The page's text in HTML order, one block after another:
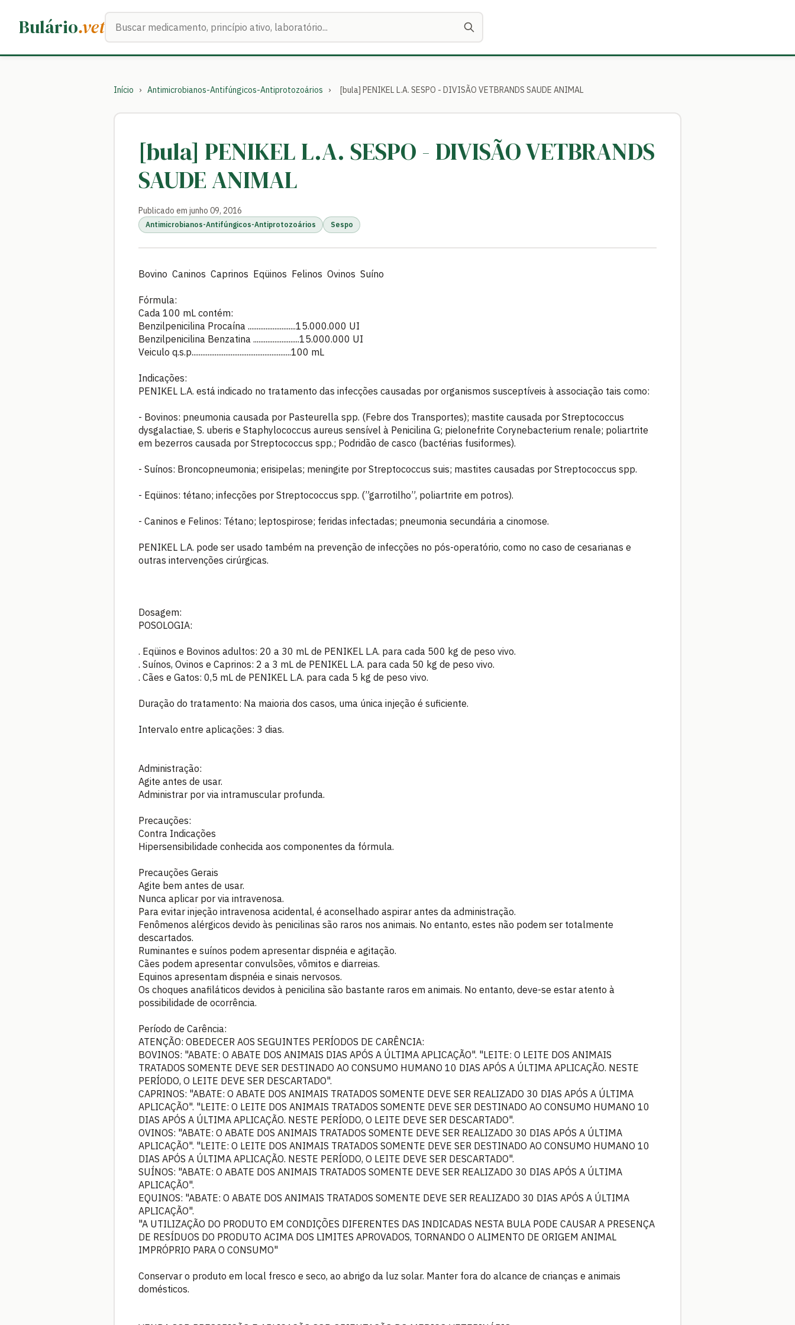
Bulário.vetBuscar medicamentos
Início › Antimicrobianos-Antifúngicos-Antiprotozoários › [bula] PENIKEL L.A. SESPO - DIVISÃO VETBRANDS SAUDE ANIMAL
[bula] PENIKEL L.A. SESPO - DIVISÃO VETBRANDS
SAUDE ANIMAL
Publicado em junho 09, 2016
Antimicrobianos-Antifúngicos-Antiprotozoários Sespo
Bovino Caninos Caprinos Eqüinos Felinos Ovinos Suíno
Fórmula:
Cada 100 mL contém:
Benzilpenicilina Procaína ...........................15.000.000 UI
Benzilpenicilina Benzatina ..........................15.000.000 UI
Veiculo q.s.p........................................................100 mL
Indicações:
PENIKEL L.A. está indicado no tratamento das infecções causadas por organismos susceptíveis à associação tais como:
- Bovinos: pneumonia causada por Pasteurella spp. (Febre dos Transportes); mastite causada por Streptococcus
dysgalactiae, S. uberis e Staphylococcus aureus sensível à Penicilina G; pielonefrite Corynebacterium renale; poliartrite
em bezerros causada por Streptococcus spp.; Podridão de casco (bactérias fusiformes).
- Suínos: Broncopneumonia; erisipelas; meningite por Streptococcus suis; mastites causadas por Streptococcus spp.
- Eqüinos: tétano; infecções por Streptococcus spp. (”garrotilho”, poliartrite em potros).
- Caninos e Felinos: Tétano; leptospirose; feridas infectadas; pneumonia secundária a cinomose.
PENIKEL L.A. pode ser usado também na prevenção de infecções no pós-operatório, como no caso de cesarianas e
outras intervenções cirúrgicas.
Dosagem:
POSOLOGIA:
. Eqüinos e Bovinos adultos: 20 a 30 mL de PENIKEL L.A. para cada 500 kg de peso vivo.
. Suínos, Ovinos e Caprinos: 2 a 3 mL de PENIKEL L.A. para cada 50 kg de peso vivo.
. Cães e Gatos: 0,5 mL de PENIKEL L.A. para cada 5 kg de peso vivo.
Duração do tratamento: Na maioria dos casos, uma única injeção é suficiente.
Intervalo entre aplicações: 3 dias.
Administração:
Agite antes de usar.
Administrar por via intramuscular profunda.
Precauções:
Contra Indicações
Hipersensibilidade conhecida aos componentes da fórmula.
Precauções Gerais
Agite bem antes de usar.
Nunca aplicar por via intravenosa.
Para evitar injeção intravenosa acidental, é aconselhado aspirar antes da administração.
Fenômenos alérgicos devido às penicilinas são raros nos animais. No entanto, estes não podem ser totalmente
descartados.
Ruminantes e suínos podem apresentar dispnéia e agitação.
Cães podem apresentar convulsões, vômitos e diarreias.
Equinos apresentam dispnéia e sinais nervosos.
Os choques anafiláticos devidos à penicilina são bastante raros em animais. No entanto, deve-se estar atento à
possibilidade de ocorrência.
Período de Carência:
ATENÇÃO: OBEDECER AOS SEGUINTES PERÍODOS DE CARÊNCIA:
BOVINOS: "ABATE: O ABATE DOS ANIMAIS DIAS APÓS A ÚLTIMA APLICAÇÃO". "LEITE: O LEITE DOS ANIMAIS
TRATADOS SOMENTE DEVE SER DESTINADO AO CONSUMO HUMANO 10 DIAS APÓS A ÚLTIMA APLICAÇÃO. NESTE
PERÍODO, O LEITE DEVE SER DESCARTADO".
CAPRINOS: "ABATE: O ABATE DOS ANIMAIS TRATADOS SOMENTE DEVE SER REALIZADO 30 DIAS APÓS A ÚLTIMA
APLICAÇÃO". "LEITE: O LEITE DOS ANIMAIS TRATADOS SOMENTE DEVE SER DESTINADO AO CONSUMO HUMANO 10
DIAS APÓS A ÚLTIMA APLICAÇÃO. NESTE PERÍODO, O LEITE DEVE SER DESCARTADO".
OVINOS: "ABATE: O ABATE DOS ANIMAIS TRATADOS SOMENTE DEVE SER REALIZADO 30 DIAS APÓS A ÚLTIMA
APLICAÇÃO". "LEITE: O LEITE DOS ANIMAIS TRATADOS SOMENTE DEVE SER DESTINADO AO CONSUMO HUMANO 10
DIAS APÓS A ÚLTIMA APLICAÇÃO. NESTE PERÍODO, O LEITE DEVE SER DESCARTADO".
SUÍNOS: "ABATE: O ABATE DOS ANIMAIS TRATADOS SOMENTE DEVE SER REALIZADO 30 DIAS APÓS A ÚLTIMA
APLICAÇÃO".
EQUINOS: "ABATE: O ABATE DOS ANIMAIS TRATADOS SOMENTE DEVE SER REALIZADO 30 DIAS APÓS A ÚLTIMA
APLICAÇÃO".
"A UTILIZAÇÃO DO PRODUTO EM CONDIÇÕES DIFERENTES DAS INDICADAS NESTA BULA PODE CAUSAR A PRESENÇA
DE RESÍDUOS DO PRODUTO ACIMA DOS LIMITES APROVADOS, TORNANDO O ALIMENTO DE ORIGEM ANIMAL
IMPRÓPRIO PARA O CONSUMO"
Conservar o produto em local fresco e seco, ao abrigo da luz solar. Manter fora do alcance de crianças e animais
domésticos.